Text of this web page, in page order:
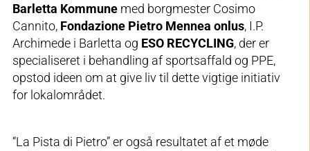
Barletta Kommune med borgmester Cosimo
Cannito, Fondazione Pietro Mennea onlus, I.P.
Archimede i Barletta og ESO RECYCLING, der er
specialiseret i behandling af sportsaffald og PPE,
opstod ideen om at give liv til dette vigtige initiativ
for lokalområdet.
“La Pista di Pietro” er også resultatet af et møde